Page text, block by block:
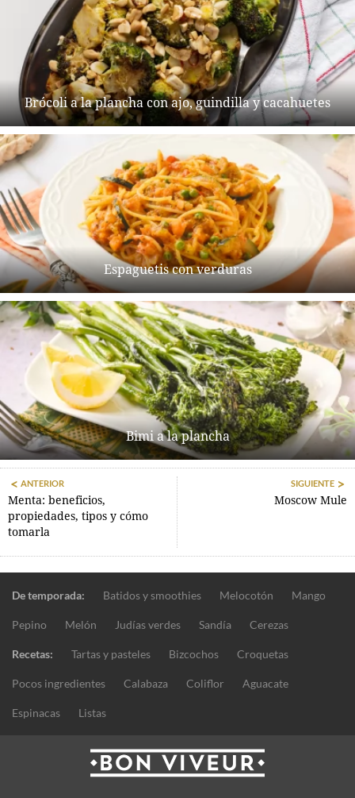
Brócoli a la plancha con ajo, guindilla y cacahuetes
Espaguetis con verduras
Bimi a la plancha
ANTERIOR
Menta: beneficios,
propiedades, tipos y cómo
tomarla
SIGUIENTE
Moscow Mule
De temporada: Batidos y smoothies Melocotón Mango
Pepino Melón Judías verdes Sandía Cerezas
Recetas: Tartas y pasteles Bizcochos Croquetas
Pocos ingredientes Calabaza Coliflor Aguacate
Espinacas Listas